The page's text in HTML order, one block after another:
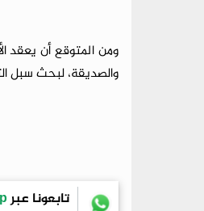
​ومن المتوقع أن يعقد
والصديقة، لبحث سبل
تابعونا عبر